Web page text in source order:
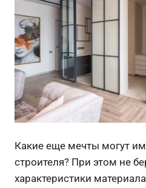
Какие еще мечты могут
строителя? При этом не
характеристики